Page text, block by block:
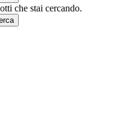
che stai cercando.